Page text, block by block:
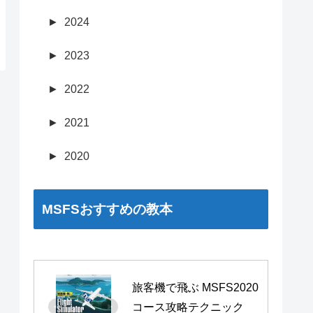
► 2024
► 2023
► 2022
► 2021
► 2020
MSFSおすすめの教本
旅客機で飛ぶ MSFS2020
コース攻略テクニック